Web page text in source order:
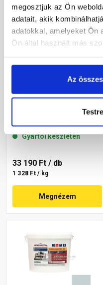
megosztjuk az Ön
adatait, akik
adatokkal, amelyeket Ön
Ön által használt más
Az
Masterplast
Thermomaster szilikon
mm 36-F 25 kg
Gyártói készleten
33 190 Ft / db
1 328 Ft / kg
Megnézem